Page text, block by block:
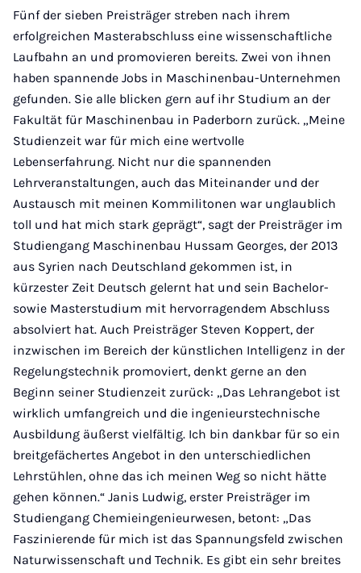
Fünf der sieben Preisträger streben nach ihrem
erfolgreichen Masterabschluss eine wissenschaftliche
Laufbahn an und promovieren bereits. Zwei von ihnen
haben spannende Jobs in Maschinenbau-Unternehmen
gefunden. Sie alle blicken gern auf ihr Studium an der
Fakultät für Maschinenbau in Paderborn zurück. „Meine
Studienzeit war für mich eine wertvolle
Lebenserfahrung. Nicht nur die spannenden
Lehrveranstaltungen, auch das Miteinander und der
Austausch mit meinen Kommilitonen war unglaublich
toll und hat mich stark geprägt“, sagt der Preisträger im
Studiengang Maschinenbau Hussam Georges, der 2013
aus Syrien nach Deutschland gekommen ist, in
kürzester Zeit Deutsch gelernt hat und sein Bachelor-
sowie Masterstudium mit hervorragendem Abschluss
absolviert hat. Auch Preisträger Steven Koppert, der
inzwischen im Bereich der künstlichen Intelligenz in der
Regelungstechnik promoviert, denkt gerne an den
Beginn seiner Studienzeit zurück: „Das Lehrangebot ist
wirklich umfangreich und die ingenieurstechnische
Ausbildung äußerst vielfältig. Ich bin dankbar für so ein
breitgefächertes Angebot in den unterschiedlichen
Lehrstühlen, ohne das ich meinen Weg so nicht hätte
gehen können.“ Janis Ludwig, erster Preisträger im
Studiengang Chemieingenieurwesen, betont: „Das
Faszinierende für mich ist das Spannungsfeld zwischen
Naturwissenschaft und Technik. Es gibt ein sehr breites